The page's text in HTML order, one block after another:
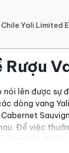
Yali Limited
Rượu
nói lên được sự
dòng vang
Để việc
dụng hãy đảm
tím, tạo nên sự